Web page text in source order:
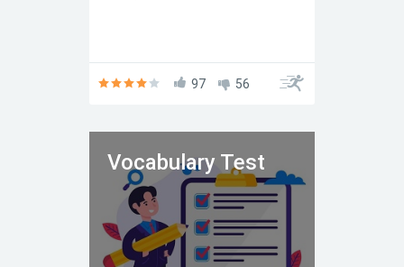
97 56
Vocabulary Test